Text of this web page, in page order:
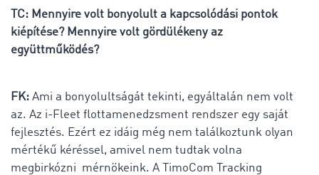
TC: Mennyire volt bonyolult a kapcsolódási pontok
kiépítése? Mennyire volt gördülékeny az
együttműködés?
FK: Ami a bonyolultságát tekinti, egyáltalán nem volt
az. Az i-Fleet flottamenedzsment rendszer egy saját
fejlesztés. Ezért ez idáig még nem találkoztunk olyan
mértékű kéréssel, amivel nem tudtak volna
megbirkózni mérnökeink. A TimoCom Tracking